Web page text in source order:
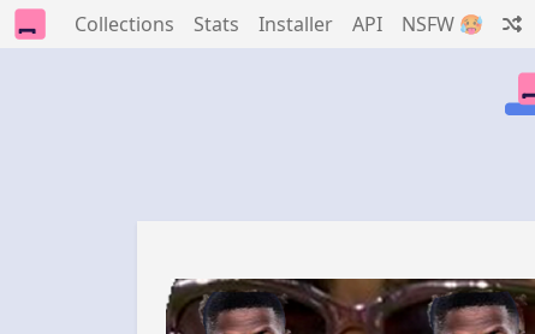
Collections Stats Installer API NSFW 🥵